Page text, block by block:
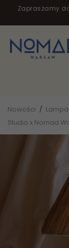
Zapraszamy
Nowości /
Studio x Nomad